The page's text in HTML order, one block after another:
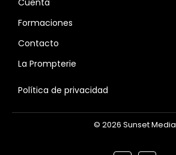
Cuenta
Formaciones
Contacto
La Prompterie
Política de privacidad
© 2026 Sunset Media